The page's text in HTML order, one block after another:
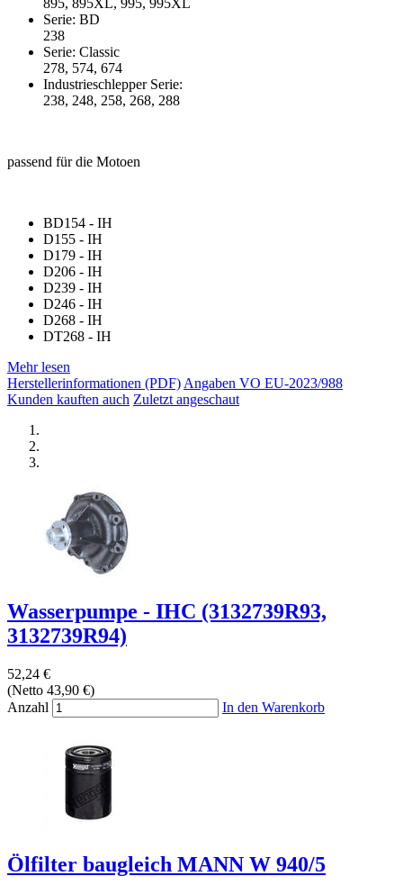
895, 895XL, 995, 995XL
Serie: BD
238
Serie: Classic
278, 574, 674
Industrieschlepper Serie:
238, 248, 258, 268, 288
passend für die Motoen
BD154 - IH
D155 - IH
D179 - IH
D206 - IH
D239 - IH
D246 - IH
D268 - IH
DT268 - IH
Mehr lesen
Herstellerinformationen (PDF)Angaben VO EU-2023/988
Kunden kauften auch Zuletzt angeschaut
Wasserpumpe - IHC (3132739R93,
3132739R94)
52,24 €
(Netto 43,90 €)
Anzahl
In den Warenkorb
Ölfilter baugleich MANN W 940/5